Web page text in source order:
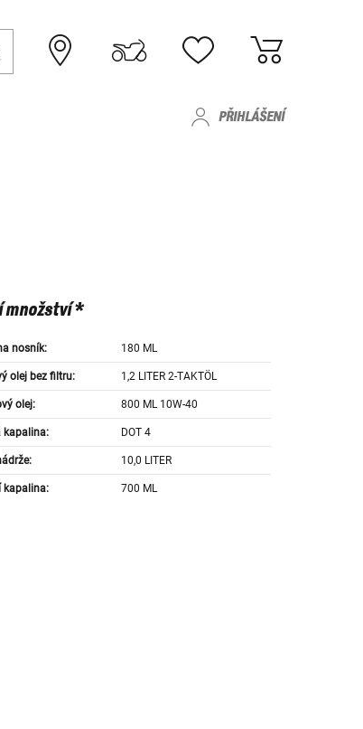
PŘIHLÁŠENÍ
množství *
nosník: 180 ML
olej bez filtru: 1,2 LITER 2-TAKTÖL
olej: 800 ML 10W-40
kapalina: DOT 4
10,0 LITER
kapalina: 700 ML